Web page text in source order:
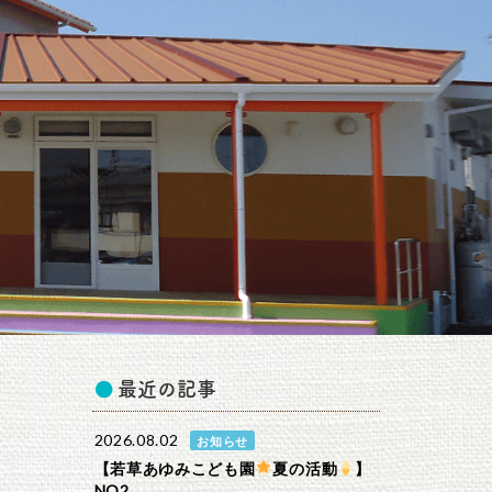
最近の記事
2026.08.02 お知らせ
【若草あゆみこども園 夏の活動
】